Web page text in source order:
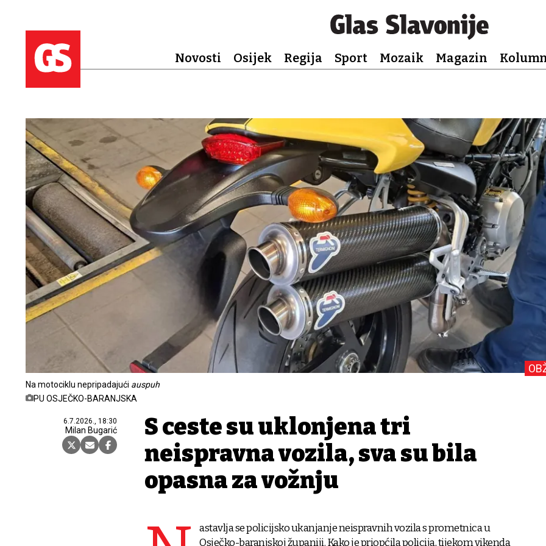
Novosti Osijek Regija Sport Mozaik Magazin
Na motociklu nepripadajući auspuh
PU OSJEČKO-BARANJSKA
6.7.2026., 18:30
Milan Bugarić
S ceste su uklonjena tri
neispravna vozila, sva su bila
opasna za vožnju
astavlja se policijsko ukanjanje neispravnih vozila s prometnica u
Osječko-baranjskoj županiji. Kako je priopćila policija, tijekom vikenda